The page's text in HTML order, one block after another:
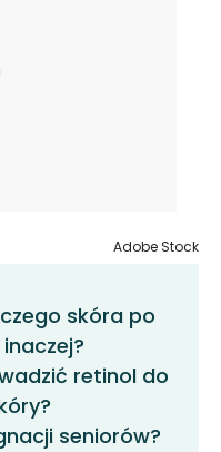
Adobe Stock
skóra po
retinol do
seniorów?